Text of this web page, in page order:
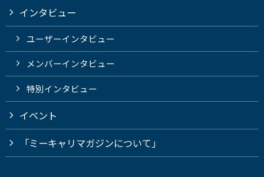
インタビュー
ユーザーインタビュー
メンバーインタビュー
特別インタビュー
イベント
「ミーキャリマガジンについて」